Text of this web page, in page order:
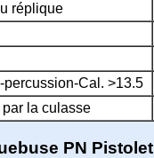
réplique
Cal. >13.5
la culasse
PN Pistolet